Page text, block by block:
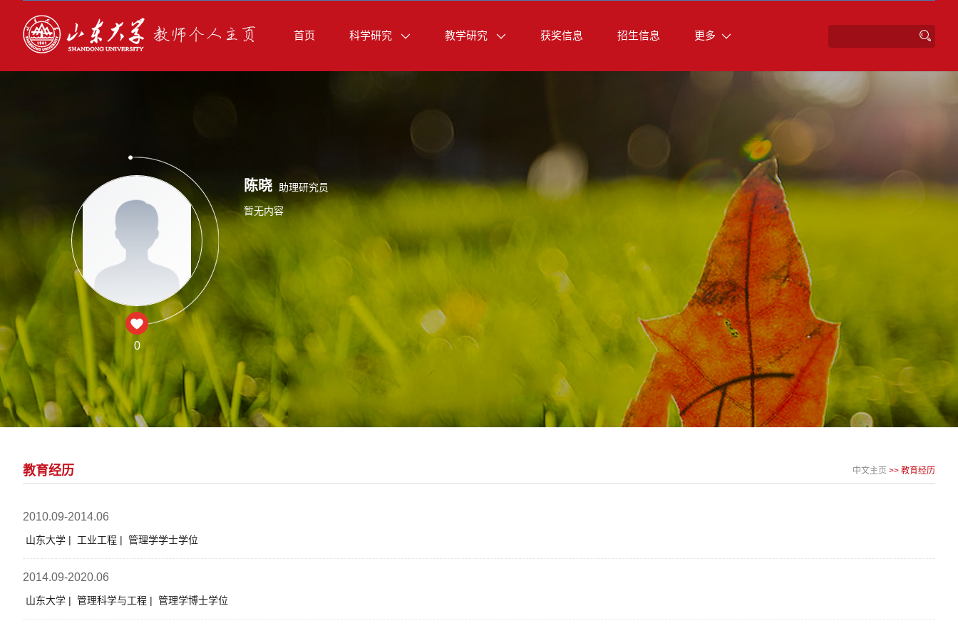
首页 科学研究 教学研究 获奖信息 招生信息 更多
0
陈晓 助理研究员
暂无内容
教育经历 中文主页 >> 教育经历
2010.09-2014.06
山东大学 | 工业工程 | 管理学学士学位
2014.09-2020.06
山东大学 | 管理科学与工程 | 管理学博士学位